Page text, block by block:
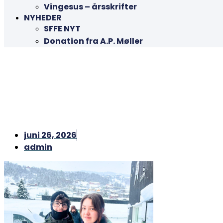
Vingesus – årsskrifter
NYHEDER
SFFE NYT
Donation fra A.P. Møller
juni 26, 2026
admin